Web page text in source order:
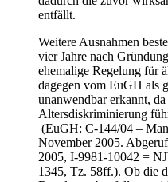
entfällt.
Weitere Ausnahmen
vier Jahre nach
ehemalige Regelung für
dagegen vom EuGH als
unanwendbar erkannt,
Altersdiskriminierung
(EuGH: C-144/04 –
November 2005.
2005, I-9981-10042 =
1345, Tz. 58ff.). Ob die